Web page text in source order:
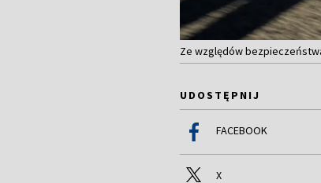
Ze względów
UDOSTĘPNIJ
FACEBOOK
X